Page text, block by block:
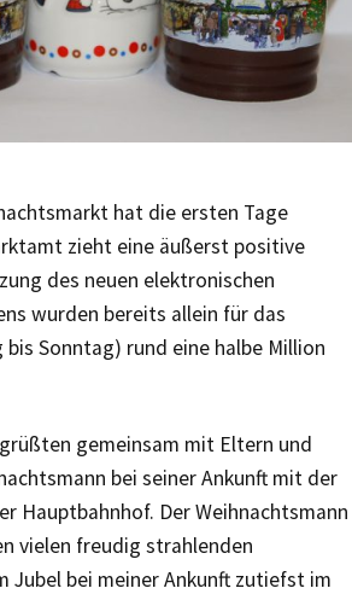
hat die ersten Tage
zieht eine äußerst positive
des neuen elektronischen
wurden bereits allein für das
Sonntag) rund eine halbe Million
gemeinsam mit Eltern und
bei seiner Ankunft mit der
Hauptbahnhof. Der Weihnachtsmann
vielen freudig strahlenden
Jubel bei meiner Ankunft zutiefst im